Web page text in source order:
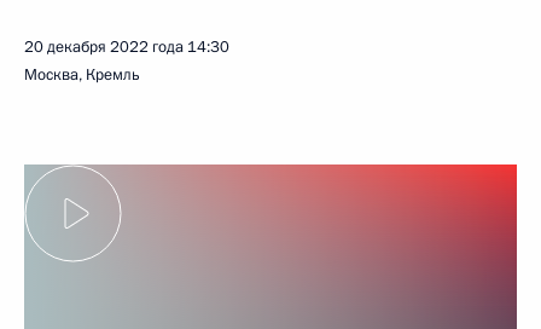
20 декабря 2022 года 14:30
Москва, Кремль